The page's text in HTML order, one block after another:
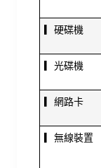
▎硬碟機
▎光碟機
▎網路卡
▎無線裝置